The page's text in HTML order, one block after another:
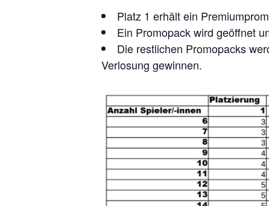
Platz 1 erhält ein
Ein Promopack wird geöffnet
Die restlichen Promopacks
Verlosung gewinnen.